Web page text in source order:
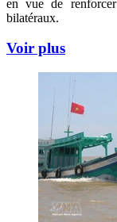
en vue de
bilatéraux.
Voir plus